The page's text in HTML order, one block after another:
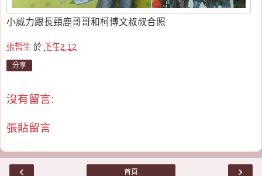
小威力跟長頸鹿哥哥和柯博文叔叔合照
張哲生 於 下午2:12
分享
沒有留言:
張貼留言
‹ ›
首頁